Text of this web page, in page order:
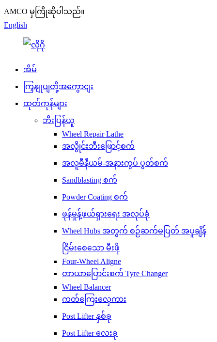
AMCO မှကြိုဆိုပါသည်။
English
အိမ်
ကြှနျုပျတို့အကွောငျး
ထုတ်ကုန်များ
ဘီးပြန်ယူ
Wheel Repair Lathe
အလွိုင်းဘီးဖြောင့်စက်
အလူမီနီယမ်-အနားကွပ် ပွတ်စက်
Sandblasting စက်
Powder Coating စက်
ဖုန်မှုန့်ဖယ်ရှားရေး အလုပ်ခုံ
Wheel Hubs အတွက် စဉ်ဆက်မပြတ် အပူချိန်
ငြိမ်းစေသော မီးဖို
Four-Wheel Aligne
တာယာပြောင်းစက် Tyre Changer
Wheel Balancer
ကတ်ကြေးလှေကား
Post Lifter နှစ်ခု
Post Lifter လေးခု